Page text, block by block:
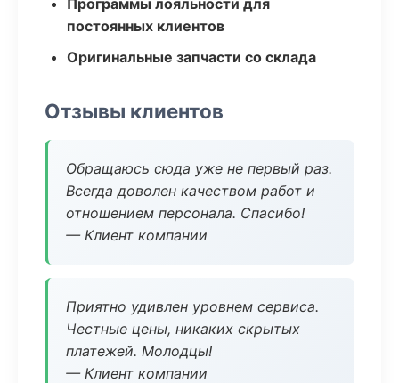
Программы лояльности для
постоянных клиентов
Оригинальные запчасти со склада
Отзывы клиентов
Обращаюсь сюда уже не первый раз.
Всегда доволен качеством работ и
отношением персонала. Спасибо!
— Клиент компании
Приятно удивлен уровнем сервиса.
Честные цены, никаких скрытых
платежей. Молодцы!
— Клиент компании